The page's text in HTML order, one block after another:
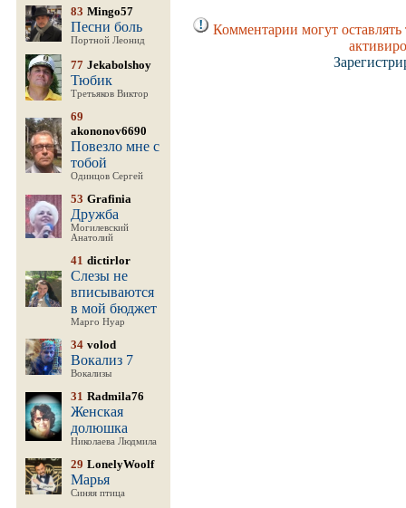
83 Mingo57
Песни боль
Портной Леонид
77 Jekabolshoy
Тюбик
Третьяков Виктор
69
akononov6690
Повезло мне с
тобой
Одинцов Сергей
53 Grafinia
Дружба
Могилевский
Анатолий
41 dictirlor
Слезы не
вписываются
в мой бюджет
Марго Нуар
34 volod
Вокализ 7
Вокализы
31 Radmila76
Женская
долюшка
Николаева Людмила
29 LonelyWoolf
Марья
Синяя птица
Комментарии могут оставлять